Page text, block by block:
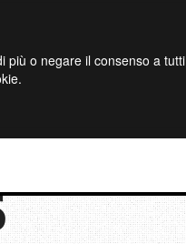
più o negare il consenso a tutti